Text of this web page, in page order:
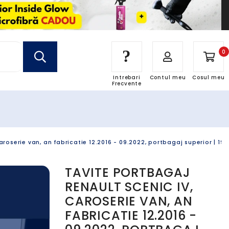
0
Cosul meu
Contul meu
?
Intrebari
Frecvente
van, an fabricatie 12.2016 - 09.2022, portbagaj superior |
TAVITE PORTBAGAJ
RENAULT SCENIC IV,
CAROSERIE VAN, AN
FABRICATIE 12.2016 -